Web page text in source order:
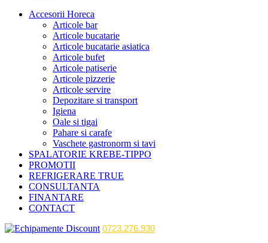
Accesorii Horeca
Articole bar
Articole bucatarie
Articole bucatarie asiatica
Articole bufet
Articole patiserie
Articole pizzerie
Articole servire
Depozitare si transport
Igiena
Oale si tigai
Pahare si carafe
Vaschete gastronorm si tavi
SPALATORIE KREBE-TIPPO
PROMOTII
REFRIGERARE TRUE
CONSULTANTA
FINANTARE
CONTACT
0723.276.930